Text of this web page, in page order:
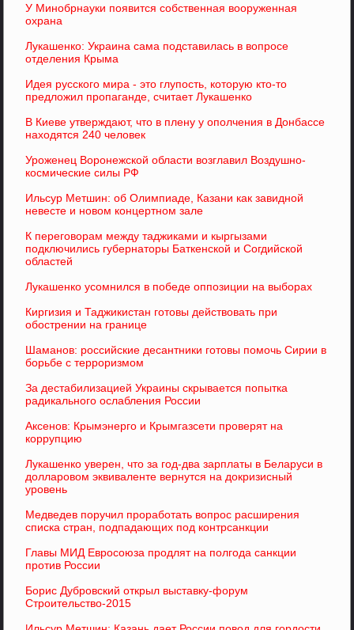
У Минобрнауки появится собственная вооруженная
охрана
Лукашенко: Украина сама подставилась в вопросе
отделения Крыма
Идея русского мира - это глупость, которую кто-то
предложил пропаганде, считает Лукашенко
В Киеве утверждают, что в плену у ополчения в Донбассе
находятся 240 человек
Уроженец Воронежской области возглавил Воздушно-
космические силы РФ
Ильсур Метшин: об Олимпиаде, Казани как завидной
невесте и новом концертном зале
К переговорам между таджиками и кыргызами
подключились губернаторы Баткенской и Согдийской
областей
Лукашенко усомнился в победе оппозиции на выборах
Киргизия и Таджикистан готовы действовать при
обострении на границе
Шаманов: российские десантники готовы помочь Сирии в
борьбе с терроризмом
За дестабилизацией Украины скрывается попытка
радикального ослабления России
Аксенов: Крымэнерго и Крымгазсети проверят на
коррупцию
Лукашенко уверен, что за год-два зарплаты в Беларуси в
долларовом эквиваленте вернутся на докризисный
уровень
Медведев поручил проработать вопрос расширения
списка стран, подпадающих под контрсанкции
Главы МИД Евросоюза продлят на полгода санкции
против России
Борис Дубровский открыл выставку-форум
Строительство-2015